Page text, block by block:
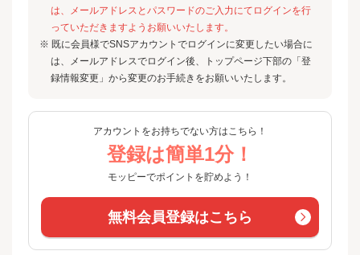
は、メールアドレスとパスワードのご入力にてログインを行
っていただきますようお願いいたします。
※ 既に会員様でSNSアカウントでログインに変更したい場合に
は、メールアドレスでログイン後、トップページ下部の「登
録情報変更」から変更のお手続きをお願いいたします。
アカウントをお持ちでない方はこちら！
登録は簡単1分！
モッピーでポイントを貯めよう！
無料会員登録はこちら